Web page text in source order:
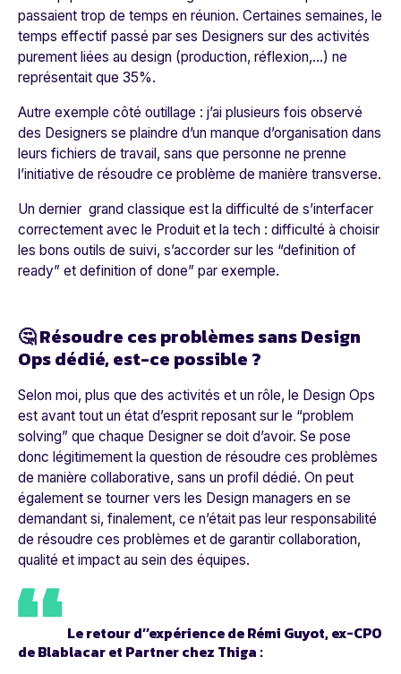
passaient trop de temps en réunion. Certaines semaines, le
temps effectif passé par ses Designers sur des activités
purement liées au design (production, réflexion,…) ne
représentait que 35%.
Autre exemple côté outillage : j’ai plusieurs fois observé
des Designers se plaindre d’un manque d’organisation dans
leurs fichiers de travail, sans que personne ne prenne
l’initiative de résoudre ce problème de manière transverse.
Un dernier grand classique est la difficulté de s’interfacer
correctement avec le Produit et la tech : difficulté à choisir
les bons outils de suivi, s’accorder sur les “definition of
ready” et definition of done” par exemple.
🤔 Résoudre ces problèmes sans Design
Ops dédié, est-ce possible ?
Selon moi, plus que des activités et un rôle, le Design Ops
est avant tout un état d’esprit reposant sur le “problem
solving” que chaque Designer se doit d’avoir. Se pose
donc légitimement la question de résoudre ces problèmes
de manière collaborative, sans un profil dédié. On peut
également se tourner vers les Design managers en se
demandant si, finalement, ce n’était pas leur responsabilité
de résoudre ces problèmes et de garantir collaboration,
qualité et impact au sein des équipes.
Le retour d’’expérience de Rémi Guyot, ex-CPO
de Blablacar et Partner chez Thiga :